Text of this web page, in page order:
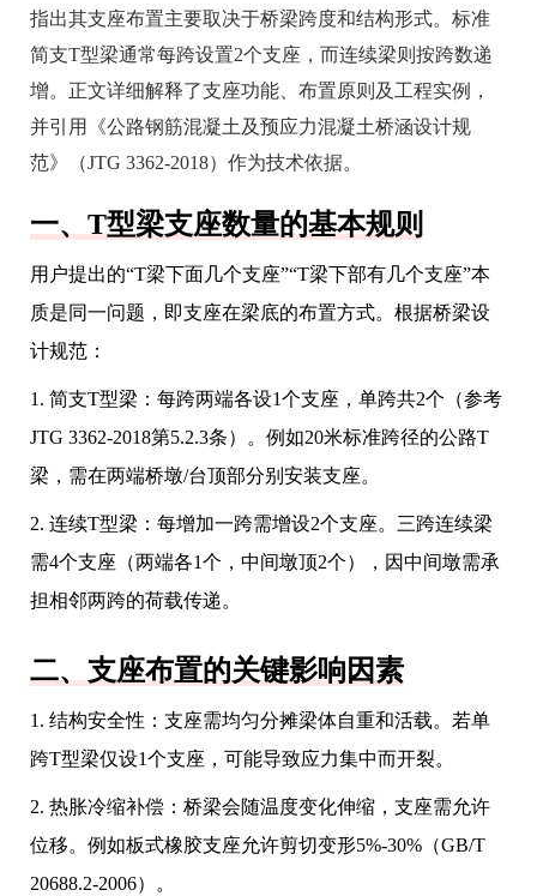
指出其支座布置主要取决于桥梁跨度和结构形式。标准
简支T型梁通常每跨设置2个支座，而连续梁则按跨数递
增。正文详细解释了支座功能、布置原则及工程实例，
并引用《公路钢筋混凝土及预应力混凝土桥涵设计规
范》（JTG 3362-2018）作为技术依据。
一、T型梁支座数量的基本规则
用户提出的“T梁下面几个支座”“T梁下部有几个支座”本
质是同一问题，即支座在梁底的布置方式。根据桥梁设
计规范：
1. 简支T型梁：每跨两端各设1个支座，单跨共2个（参考
JTG 3362-2018第5.2.3条）。例如20米标准跨径的公路T
梁，需在两端桥墩/台顶部分别安装支座。
2. 连续T型梁：每增加一跨需增设2个支座。三跨连续梁
需4个支座（两端各1个，中间墩顶2个），因中间墩需承
担相邻两跨的荷载传递。
二、支座布置的关键影响因素
1. 结构安全性：支座需均匀分摊梁体自重和活载。若单
跨T型梁仅设1个支座，可能导致应力集中而开裂。
2. 热胀冷缩补偿：桥梁会随温度变化伸缩，支座需允许
位移。例如板式橡胶支座允许剪切变形5%-30%（GB/T
20688.2-2006）。